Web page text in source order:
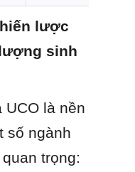
lược
sinh
UCO là nền
số ngành
trọng: